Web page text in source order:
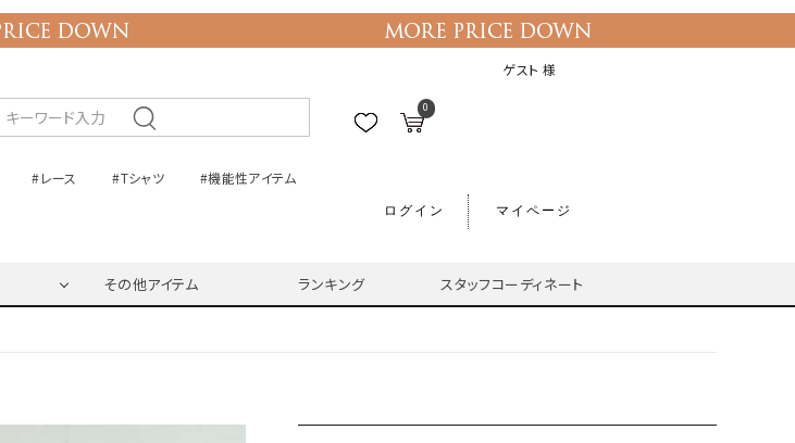
ゲスト 様
0
#レース #Tシャツ #機能性アイテム
ログイン マイページ
その他アイテム ランキング スタッフコーディネート